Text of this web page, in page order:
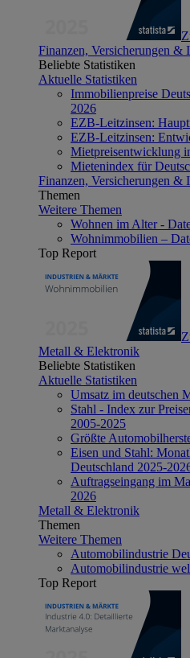
Finanzen, Versicherungen &
Beliebte Statistiken
Aktuelle Statistiken
Immobilienpreise
2026
EZB-Leitzinsen:
EZB-Leitzinsen:
Mietpreisentwicklung
Mietenindex für
Finanzen, Versicherungen &
Themen
Weitere Themen
Wohnen im Alter -
Wohnimmobilien –
Top Report
Metall & Elektronik
Beliebte Statistiken
Aktuelle Statistiken
Umsatz im deutschen
Stahl - Index zur
2005-2025
Größte
Eisen und Stahl:
Deutschland 2025-
Auftragseingang im
2026
Metall & Elektronik
Themen
Weitere Themen
Automobilindustrie
Automobilindustrie
Top Report